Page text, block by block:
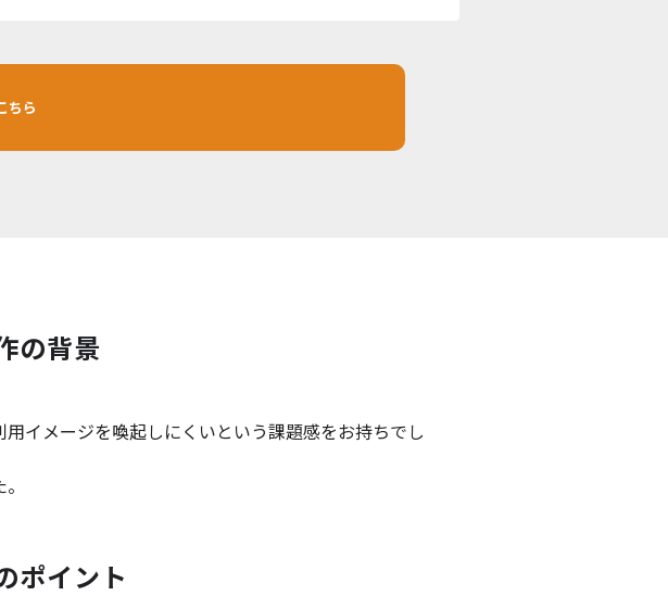
ちら
の背景
イメージを喚起しにくいという課題感をお持ちでし
ポイント